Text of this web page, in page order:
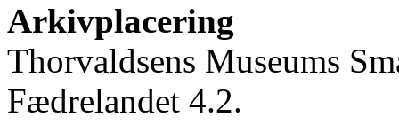
Arkivplacering
Thorvaldsens Museums
Fædrelandet 4.2.